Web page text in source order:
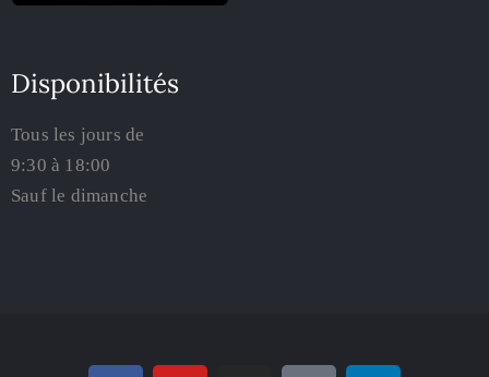
Disponibilités
Tous les jours de
9:30 à 18:00
Sauf le dimanche